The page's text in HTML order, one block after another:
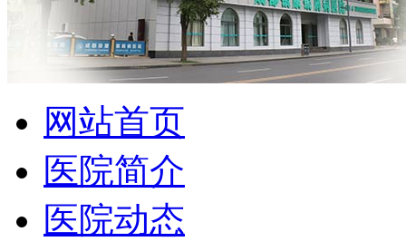
网站首页
医院简介
医院动态